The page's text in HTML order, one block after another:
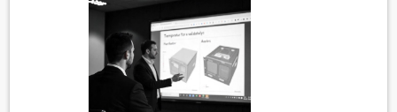
técnico que contém informações como gráficos,
certificados de calibração e a conclusão das
condições funcionais.